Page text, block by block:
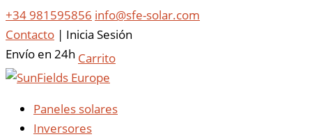
+34 981595856 info@sfe-solar.com
Contacto | Inicia Sesión
Envío en 24h Carrito
Paneles solares
Inversores